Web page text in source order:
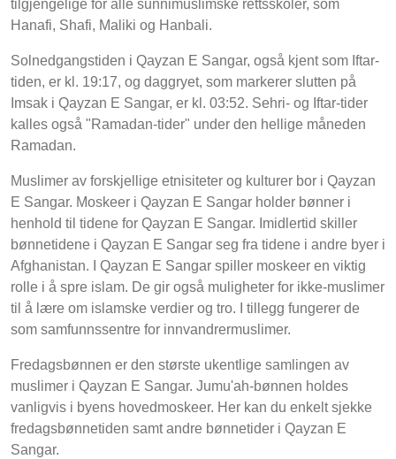
tilgjengelige for alle sunnimuslimske rettsskoler, som
Hanafi, Shafi, Maliki og Hanbali.
Solnedgangstiden i Qayzan E Sangar, også kjent som Iftar-
tiden, er kl. 19:17, og daggryet, som markerer slutten på
Imsak i Qayzan E Sangar, er kl. 03:52. Sehri- og Iftar-tider
kalles også "Ramadan-tider" under den hellige måneden
Ramadan.
Muslimer av forskjellige etnisiteter og kulturer bor i Qayzan
E Sangar. Moskeer i Qayzan E Sangar holder bønner i
henhold til tidene for Qayzan E Sangar. Imidlertid skiller
bønnetidene i Qayzan E Sangar seg fra tidene i andre byer i
Afghanistan. I Qayzan E Sangar spiller moskeer en viktig
rolle i å spre islam. De gir også muligheter for ikke-muslimer
til å lære om islamske verdier og tro. I tillegg fungerer de
som samfunnssentre for innvandrermuslimer.
Fredagsbønnen er den største ukentlige samlingen av
muslimer i Qayzan E Sangar. Jumu'ah-bønnen holdes
vanligvis i byens hovedmoskeer. Her kan du enkelt sjekke
fredagsbønnetiden samt andre bønnetider i Qayzan E
Sangar.